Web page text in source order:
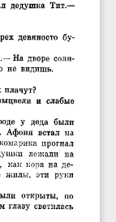
дедушка  Тит.—
девяносто  бу­
На  дворе  солн­
не  видишь.
плачут?
и  слабые
у  деда  были
Афоня  встал  на
прогнал
лежали  па
как  кора  на  де­
жилы,  эти  руки
открыты,  по
глазу  светилась